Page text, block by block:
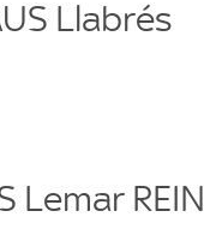
Llabrés
Lemar REIN